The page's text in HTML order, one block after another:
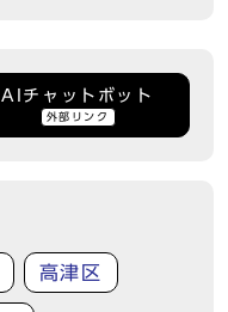
AIチャットボット
外部リンク
高津区